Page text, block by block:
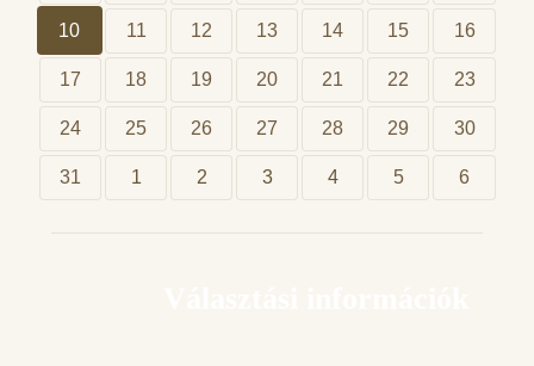
10 11 12 13 14 15 16
17 18 19 20 21 22 23
24 25 26 27 28 29 30
31 1 2 3 4 5 6